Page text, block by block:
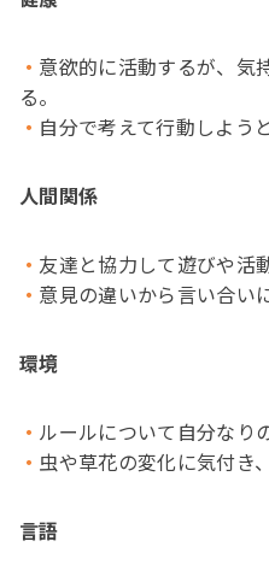
意欲的に活動するが、気
る。
自分で考えて行動しよう
人間関係
友達と協力して遊びや活
意見の違いから言い合い
環境
ルールについて自分なり
虫や草花の変化に気付き
言語